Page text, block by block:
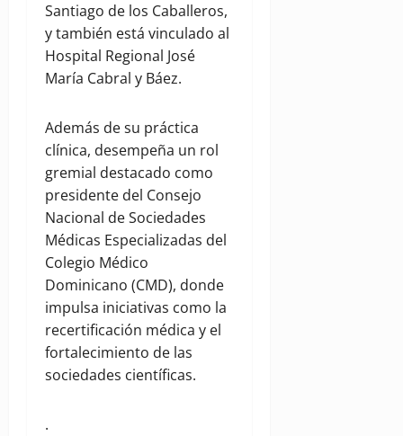
Santiago de los Caballeros,
y también está vinculado al
Hospital Regional José
María Cabral y Báez.
Además de su práctica
clínica, desempeña un rol
gremial destacado como
presidente del Consejo
Nacional de Sociedades
Médicas Especializadas del
Colegio Médico
Dominicano (CMD), donde
impulsa iniciativas como la
recertificación médica y el
fortalecimiento de las
sociedades científicas.
.